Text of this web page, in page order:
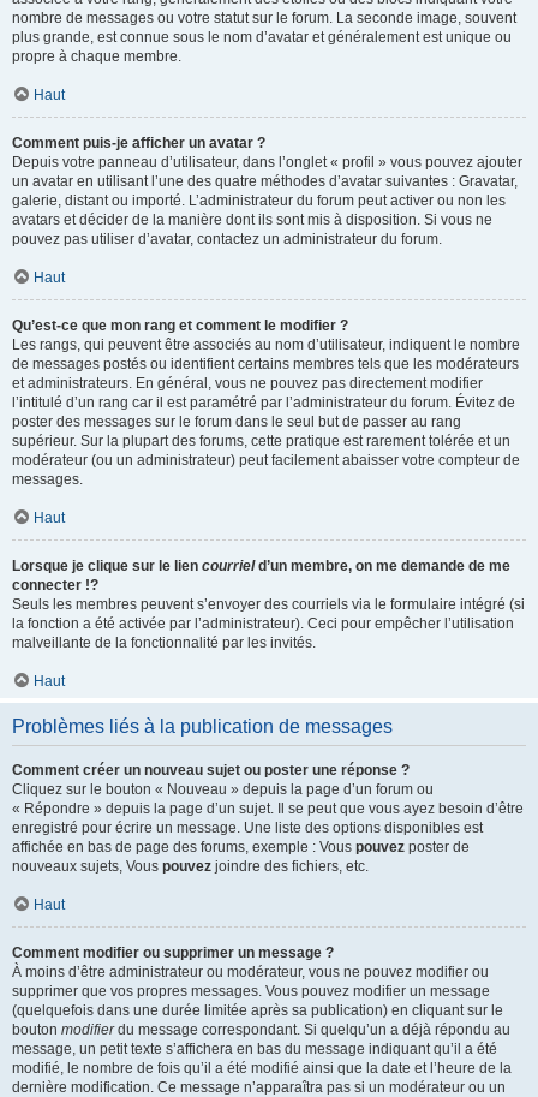
nombre de messages ou votre statut sur le forum. La seconde image, souvent
plus grande, est connue sous le nom d’avatar et généralement est unique ou
propre à chaque membre.
Haut
Comment puis-je afficher un avatar ?
Depuis votre panneau d’utilisateur, dans l’onglet « profil » vous pouvez ajouter
un avatar en utilisant l’une des quatre méthodes d’avatar suivantes : Gravatar,
galerie, distant ou importé. L’administrateur du forum peut activer ou non les
avatars et décider de la manière dont ils sont mis à disposition. Si vous ne
pouvez pas utiliser d’avatar, contactez un administrateur du forum.
Haut
Qu’est-ce que mon rang et comment le modifier ?
Les rangs, qui peuvent être associés au nom d’utilisateur, indiquent le nombre
de messages postés ou identifient certains membres tels que les modérateurs
et administrateurs. En général, vous ne pouvez pas directement modifier
l’intitulé d’un rang car il est paramétré par l’administrateur du forum. Évitez de
poster des messages sur le forum dans le seul but de passer au rang
supérieur. Sur la plupart des forums, cette pratique est rarement tolérée et un
modérateur (ou un administrateur) peut facilement abaisser votre compteur de
messages.
Haut
Lorsque je clique sur le lien courrield’un membre, on me demande de me
connecter !?
Seuls les membres peuvent s’envoyer des courriels via le formulaire intégré (si
la fonction a été activée par l’administrateur). Ceci pour empêcher l’utilisation
malveillante de la fonctionnalité par les invités.
Haut
Problèmes liés à la publication de messages
Comment créer un nouveau sujet ou poster une réponse ?
Cliquez sur le bouton « Nouveau » depuis la page d’un forum ou
« Répondre » depuis la page d’un sujet. Il se peut que vous ayez besoin d’être
enregistré pour écrire un message. Une liste des options disponibles est
affichée en bas de page des forums, exemple : Vous pouvez poster de
nouveaux sujets, Vous pouvez joindre des fichiers, etc.
Haut
Comment modifier ou supprimer un message ?
À moins d’être administrateur ou modérateur, vous ne pouvez modifier ou
supprimer que vos propres messages. Vous pouvez modifier un message
(quelquefois dans une durée limitée après sa publication) en cliquant sur le
bouton modifierdu message correspondant. Si quelqu’un a déjà répondu au
message, un petit texte s’affichera en bas du message indiquant qu’il a été
modifié, le nombre de fois qu’il a été modifié ainsi que la date et l’heure de la
dernière modification. Ce message n’apparaîtra pas si un modérateur ou un